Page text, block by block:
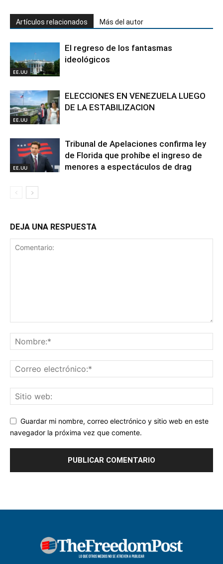
Artículos relacionados Más del autor
EE.UU
El regreso de los fantasmas
ideológicos
EE.UU
ELECCIONES EN VENEZUELA LUEGO
DE LA ESTABILIZACION
EE.UU
Tribunal de Apelaciones confirma ley
de Florida que prohíbe el ingreso de
menores a espectáculos de drag
DEJA UNA RESPUESTA
Guardar mi nombre, correo electrónico y sitio web en este
navegador la próxima vez que comente.